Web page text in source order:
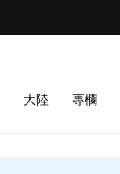
大陸 專欄